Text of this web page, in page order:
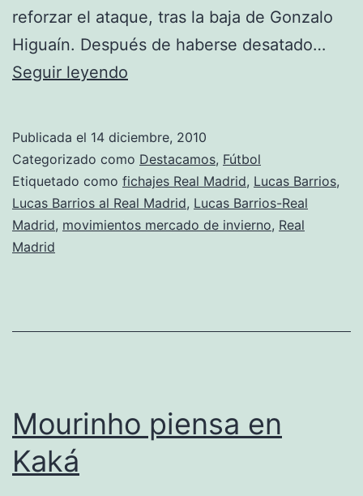
reforzar el ataque, tras la baja de Gonzalo
Higuaín. Después de haberse desatado…
Seguir leyendo
mira
con
interés
a
Publicada el 14 diciembre, 2010
Categorizado como Destacamos, Fútbol
Etiquetado como fichajes Real Madrid, Lucas Barrios,
Lucas Barrios al Real Madrid, Lucas Barrios-Real
Madrid, movimientos mercado de invierno, Real
Madrid
Mourinho piensa en
Kaká